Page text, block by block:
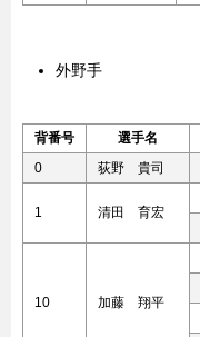
外野手
背番号 選手名
0
荻野 貴司
1 清田 育宏
10 加藤 翔平